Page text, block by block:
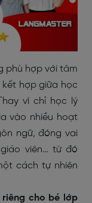
phù hợp với tâm
kết hợp giữa học
vì chỉ học lý
vào nhiều hoạt
ngữ, đóng vai
viên… từ đó
cách tự nhiên
riêng cho bé lớp